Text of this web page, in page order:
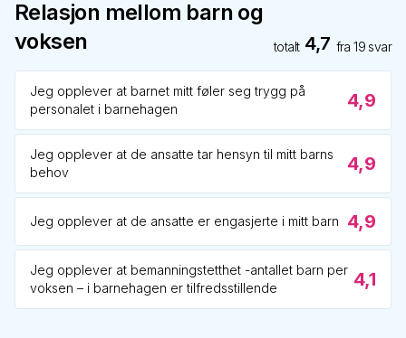
Relasjon mellom barn og
voksen
totalt 4,7 fra19 svar
Jeg opplever at barnet mitt føler seg trygg på
personalet i barnehagen
4,9
Jeg opplever at de ansatte tar hensyn til mitt barns
behov
4,9
Jeg opplever at de ansatte er engasjerte i mitt barn 4,9
Jeg opplever at bemanningstetthet -antallet barn per
voksen – i barnehagen er tilfredsstillende
4,1